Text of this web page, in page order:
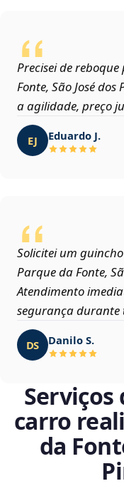
Precisei de
Fonte, São José
a agilidade, preço
EJ Eduardo J.
Solicitei um
Parque da Fonte,
Atendimento
segurança durante
DS Danilo S.
Serviços
carro
da